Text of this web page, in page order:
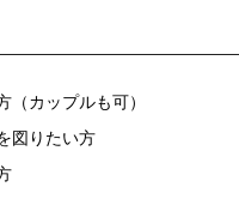
カップルも可）
図りたい方